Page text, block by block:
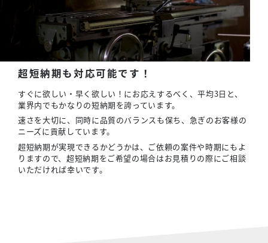
超短納期も対応可能です！
すぐに欲しい・早く欲しい！にお応えするべく、平均3日と、
業界内でもかなりの短納期を誇っています。
速さを大切に、同時に品質のバランスも保ち、急ぎのお客様の
ニーズに貢献しています。
超短納期が実現できるかどうかは、ご依頼の案件や時期にもよ
りますので、超短納期をご希望の場合はお見積りの際にご相談
いただければ幸いです。